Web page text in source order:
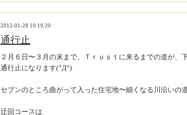
2012-01-28 10:19:20
通行止
２月６日〜３月の末まで、Ｔｒｕｓｔに来るまでの道が、
通行止になります(°Д°)
セブンのところ曲がって入った住宅地〜細くなる川沿いの
迂回コースは